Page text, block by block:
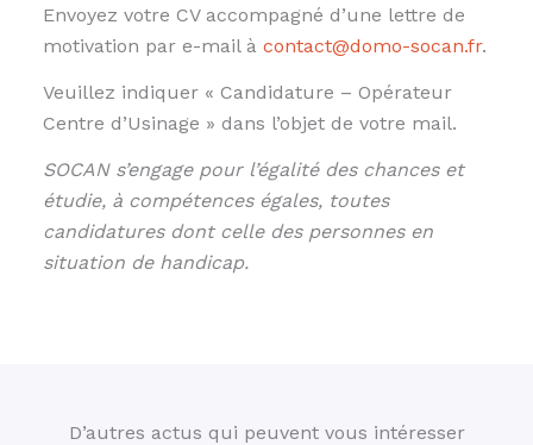
Envoyez votre CV accompagné d’une lettre de
motivation par e-mail à contact@domo-socan.fr.
Veuillez indiquer « Candidature – Opérateur
Centre d’Usinage » dans l’objet de votre mail.
SOCAN s’engage pour l’égalité des chances et
étudie, à compétences égales, toutes
candidatures dont celle des personnes en
situation de handicap.
D’autres actus qui peuvent vous intéresser